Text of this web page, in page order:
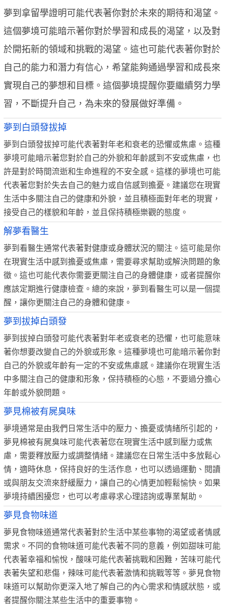
夢到拿留學證明可能代表著你對於未來的期待和渴望。
這個夢境可能暗示著你對於學習和成長的渴望，以及對
於開拓新的領域和挑戰的渴望。這也可能代表著你對於
自己的能力和潛力有信心，希望能夠通過學習和成長來
實現自己的夢想和目標。這個夢境提醒你要繼續努力學
習，不斷提升自己，為未來的發展做好準備。
夢到白頭發拔掉
夢到白頭發拔掉可能代表著對年老和衰老的恐懼或焦慮。這種
夢境可能暗示著您對於自己的外貌和年齡感到不安或焦慮，也
許是對於時間流逝和生命進程的不安全感。這樣的夢境也可能
代表著您對於失去自己的魅力或自信感到擔憂。建議您在現實
生活中多關注自己的健康和外貌，並且積極面對年老的現實，
接受自己的樣貌和年齡，並且保持積極樂觀的態度。
解夢看醫生
夢到看醫生通常代表著對健康或身體狀況的關注。這可能是你
在現實生活中感到擔憂或焦慮，需要尋求幫助或解決問題的象
徵。這也可能代表你需要更關注自己的身體健康，或者提醒你
應該定期進行健康檢查。總的來說，夢到看醫生可以是一個提
醒，讓你更關注自己的身體和健康。
夢到拔掉白頭發
夢到拔掉白頭發可能代表著對年老或衰老的恐懼，也可能意味
著你想要改變自己的外貌或形象。這種夢境也可能暗示著你對
自己的外貌或年齡有一定的不安或焦慮感。建議你在現實生活
中多關注自己的健康和形象，保持積極的心態，不要過分擔心
年齡或外貌問題。
夢見棉被有屍臭味
夢境通常是由我們日常生活中的壓力、擔憂或情緒所引起的，
夢見棉被有屍臭味可能代表著您在現實生活中感到壓力或焦
慮，需要釋放壓力或調整情緒。建議您在日常生活中多放鬆心
情，適時休息，保持良好的生活作息，也可以透過運動、閱讀
或與朋友交流來舒緩壓力，讓自己的心情更加輕鬆愉快。如果
夢境持續困擾您，也可以考慮尋求心理諮詢或專業幫助。
夢見食物味道
夢見食物味道通常代表著對於生活中某些事物的渴望或者情感
需求。不同的食物味道可能代表著不同的意義，例如甜味可能
代表著幸福和愉悅，酸味可能代表著挑戰和困難，苦味可能代
表著失望和悲傷，辣味可能代表著激情和挑戰等等。夢見食物
味道可以幫助你更深入地了解自己的內心需求和情感狀態，或
者提醒你關注某些生活中的重要事物。